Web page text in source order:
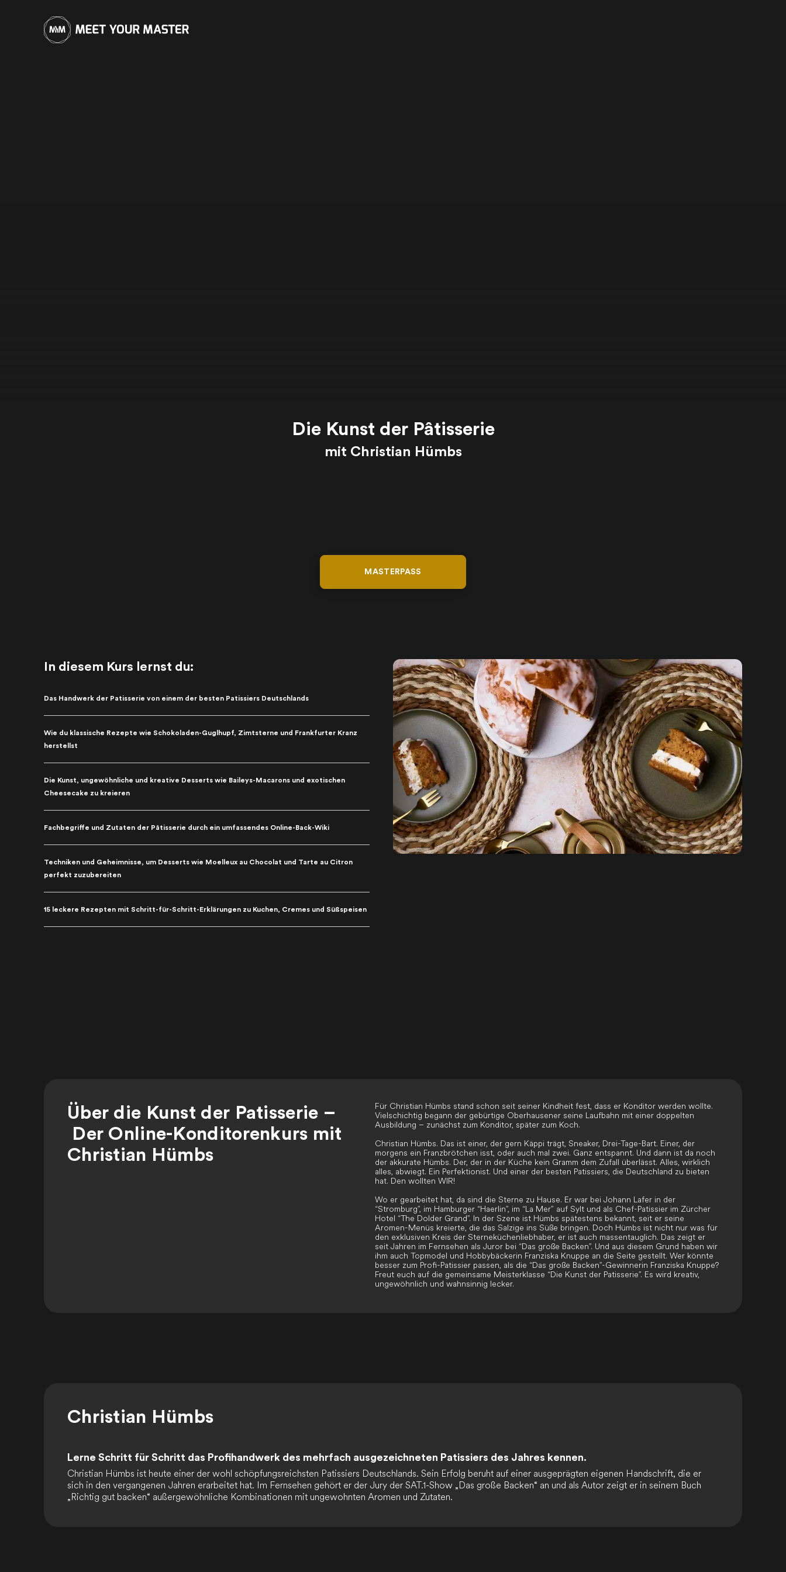
Die Kunst der Pâtisserie
mit Christian Hümbs
MASTERPASS
In diesem Kurs lernst du:
Das Handwerk der Patisserie von einem der besten Patissiers Deutschlands
Wie du klassische Rezepte wie Schokoladen-Guglhupf, Zimtsterne und Frankfurter Kranz
herstellst
Die Kunst, ungewöhnliche und kreative Desserts wie Baileys-Macarons und exotischen
Cheesecake zu kreieren
Fachbegriffe und Zutaten der Pâtisserie durch ein umfassendes Online-Back-Wiki
Techniken und Geheimnisse, um Desserts wie Moelleux au Chocolat und Tarte au Citron
perfekt zuzubereiten
15 leckere Rezepten mit Schritt-für-Schritt-Erklärungen zu Kuchen, Cremes und Süßspeisen
Über die Kunst der Patisserie –
Der Online-Konditorenkurs mit
Christian Hümbs
Für Christian Hümbs stand schon seit seiner Kindheit fest, dass er Konditor werden wollte.
Vielschichtig begann der gebürtige Oberhausener seine Laufbahn mit einer doppelten
Ausbildung – zunächst zum Konditor, später zum Koch.
Christian Hümbs. Das ist einer, der gern Käppi trägt, Sneaker, Drei-Tage-Bart. Einer, der
morgens ein Franzbrötchen isst, oder auch mal zwei. Ganz entspannt. Und dann ist da noch
der akkurate Hümbs. Der, der in der Küche kein Gramm dem Zufall überlässt. Alles, wirklich
alles, abwiegt. Ein Perfektionist. Und einer der besten Patissiers, die Deutschland zu bieten
hat. Den wollten WIR!
Wo er gearbeitet hat, da sind die Sterne zu Hause. Er war bei Johann Lafer in der
“Stromburg”, im Hamburger “Haerlin”, im “La Mer” auf Sylt und als Chef-Patissier im Zürcher
Hotel “The Dolder Grand”. In der Szene ist Hümbs spätestens bekannt, seit er seine
Aromen-Menüs kreierte, die das Salzige ins Süße bringen. Doch Hümbs ist nicht nur was für
den exklusiven Kreis der Sterneküchenliebhaber, er ist auch massentauglich. Das zeigt er
seit Jahren im Fernsehen als Juror bei “Das große Backen”. Und aus diesem Grund haben wir
ihm auch Topmodel und Hobbybäckerin Franziska Knuppe an die Seite gestellt. Wer könnte
besser zum Profi-Patissier passen, als die “Das große Backen”-Gewinnerin Franziska Knuppe?
Freut euch auf die gemeinsame Meisterklasse “Die Kunst der Patisserie”. Es wird kreativ,
ungewöhnlich und wahnsinnig lecker.
Christian Hümbs
Lerne Schritt für Schritt das Profihandwerk des mehrfach ausgezeichneten Patissiers des Jahres kennen.
Christian Hümbs ist heute einer der wohl schöpfungsreichsten Patissiers Deutschlands. Sein Erfolg beruht auf einer ausgeprägten eigenen Handschrift, die er
sich in den vergangenen Jahren erarbeitet hat. Im Fernsehen gehört er der Jury der SAT.1-Show „Das große Backen“ an und als Autor zeigt er in seinem Buch
„Richtig gut backen“ außergewöhnliche Kombinationen mit ungewohnten Aromen und Zutaten.